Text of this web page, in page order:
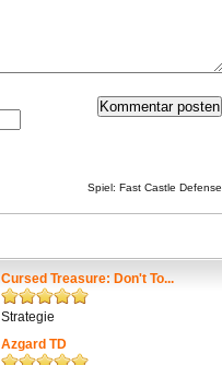
Spiel: Fast Castle Defense
Cursed Treasure: Don't To...
Strategie
Azgard TD